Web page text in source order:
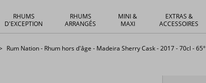
RHUMS
D'EXCEPTION
RHUMS
ARRANGÉS
MINI &
MAXI
EXTRAS &
ACCESSOIRES
Rum Nation - Rhum hors d'âge - Madeira Sherry Cask - 2017 - 70cl - 65°